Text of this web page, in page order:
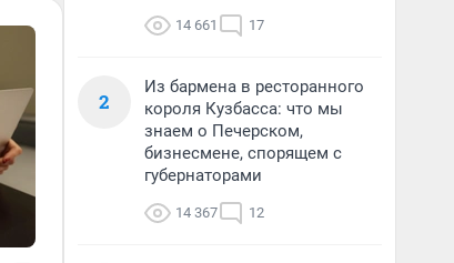
14 661 17
2
Из бармена в ресторанного
короля Кузбасса: что мы
знаем о Печерском,
бизнесмене, спорящем с
губернаторами
14 367 12